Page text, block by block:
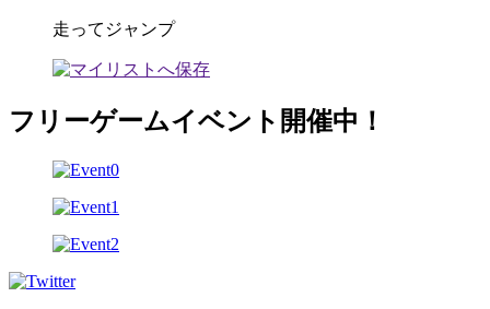
走ってジャンプ
フリーゲームイベント開催中！